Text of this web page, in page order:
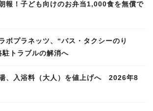
報！子ども向けのお弁当1,000食を無償で
ボプラネッツ、“バス・タクシーのり
トラブルの解消へ
、入浴料（大人）を値上げへ 2026年8